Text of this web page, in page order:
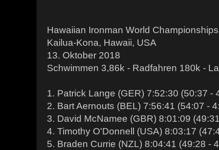
Hawaiian Ironman World Championships
Kailua-Kona, Hawaii, USA
13. Oktober 2018
Schwimmen 3,86k - Radfahren 180k -
1. Patrick Lange (GER) 7:52:30 (50:37 -
2. Bart Aernouts (BEL) 7:56:41 (54:07 -
3. David McNamee (GBR) 8:01:09
4. Timothy O'Donnell (USA) 8:03:17
5. Braden Currie (NZL) 8:04:41 (49:28 -